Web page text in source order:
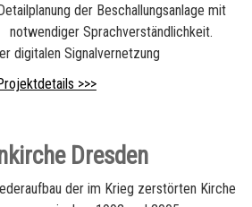
der Beschallungsanlage mit
notwendiger Sprachverständlichkeit.
digitalen Signalvernetzung
>>>
Dresden
der im Krieg zerstörten Kirche